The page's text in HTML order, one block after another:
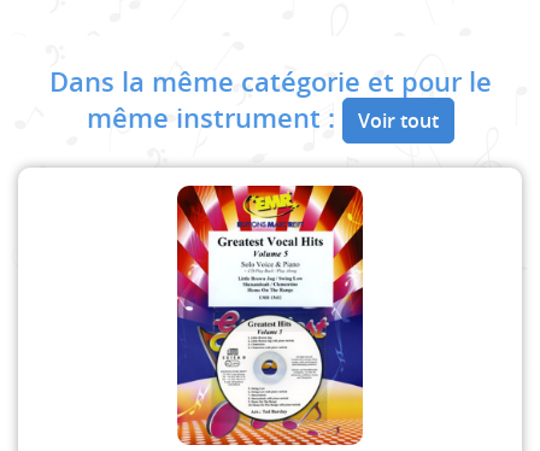
Dans la même catégorie et pour le
même instrument :
Voir tout